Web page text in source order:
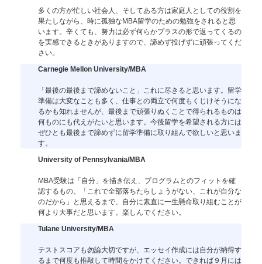
多くの方が忙しい社会人、そしてある方は家庭人としての役割を
果たしながら、時に孤独なMBA留学のための勉強をされると思
います。辛くても、努力は必ず何らかプラスの形で返ってくるの
を実感できるときがありますので、諦めず投げずに頑張ってくだ
さい。
Carnegie Mellon University/MBA
「最後の最後まで諦めないこと」これに尽きると思います。留学
準備は大変なことも多く、仕事との両立で何度もくじけそうにな
るかも知れませんが、最後まで頑張りぬくことで得られるものは
何ものにも代えがたいと思います。今後留学を希望される方には
ぜひとも最後まで諦めずに留学準備に取り組んで欲しいと思いま
す。
University of Pennsylvania/MBA
MBA受験は「自分」を描き伝え、プログラムとのフィットを確
認するもの。「これで全部落ちたらしょうがない、これが自分な
のだから」と思えるまで、自分に素直に一生懸命取り組むことが
何より大事だと思います。楽しんでください。
Tulane University/MBA
テストスコアも勿論大切ですが、エッセイ作成には自分が納得す
るまで何度も推敲して時間をかけてください。できれば９月には